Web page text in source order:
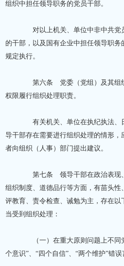
组织中担任领导职务的党员干部。
对以上机关、单位中非中共党
的干部，以及国有企业中担任领导职
规定执行。
第六条 党委（党组）及其组织
权限履行组织处理职责。
有关机关、单位在执纪执法、
导干部存在需要进行组织处理的情形
者向组织（人事）部门提出建议。
第七条 领导干部在政治表现
组织制度、道德品行等方面，有苗头
评教育、责令检查、诫勉为主，存在
当受到组织处理：
（一）在重大原则问题上不同
个意识”、“四个自信”、“两个维护”错误